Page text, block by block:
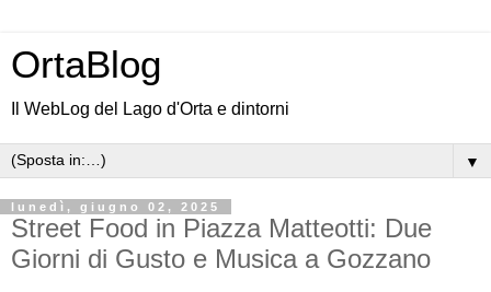
OrtaBlog
Il WebLog del Lago d'Orta e dintorni
▼
lunedì, giugno 02, 2025
Street Food in Piazza Matteotti: Due
Giorni di Gusto e Musica a Gozzano